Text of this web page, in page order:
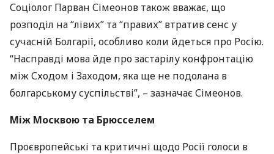
Соціолог Парван Сімеонов також вважає, що
розподіл на “лівих” та “правих” втратив сенс у
сучасній Болгарії, особливо коли йдеться про Росію.
“Насправді мова йде про застарілу конфронтацію
між Сходом і Заходом, яка ще не подолана в
болгарському суспільстві”, – зазначає Сімеонов.
Між Москвою та Брюсселем
Проєвропейські та критичні щодо Росії голоси в